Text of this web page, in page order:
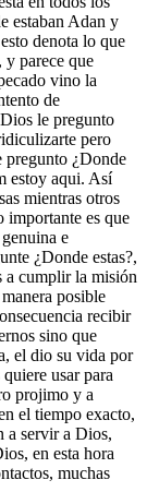
estaban Adan y
denota lo que
y parece que
vino la
de
le pregunto
pero
pregunto ¿Donde
estoy aqui. Así
mientras otros
importante es que
e
¿Donde estas?,
a cumplir la misión
posible
recibir
sino que
el dio su vida por
usar para
projimo y a
el tiempo exacto,
a servir a Dios,
en esta hora
muchas